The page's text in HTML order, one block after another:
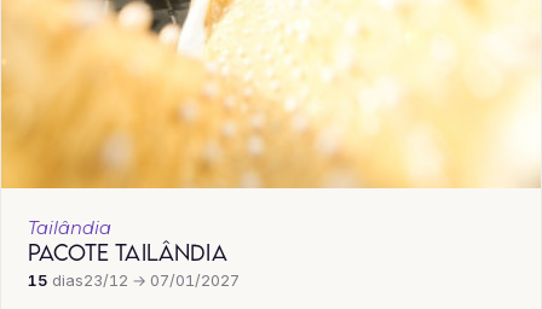
Tailândia
PACOTE TAILÂNDIA
15 dias23/12 → 07/01/2027